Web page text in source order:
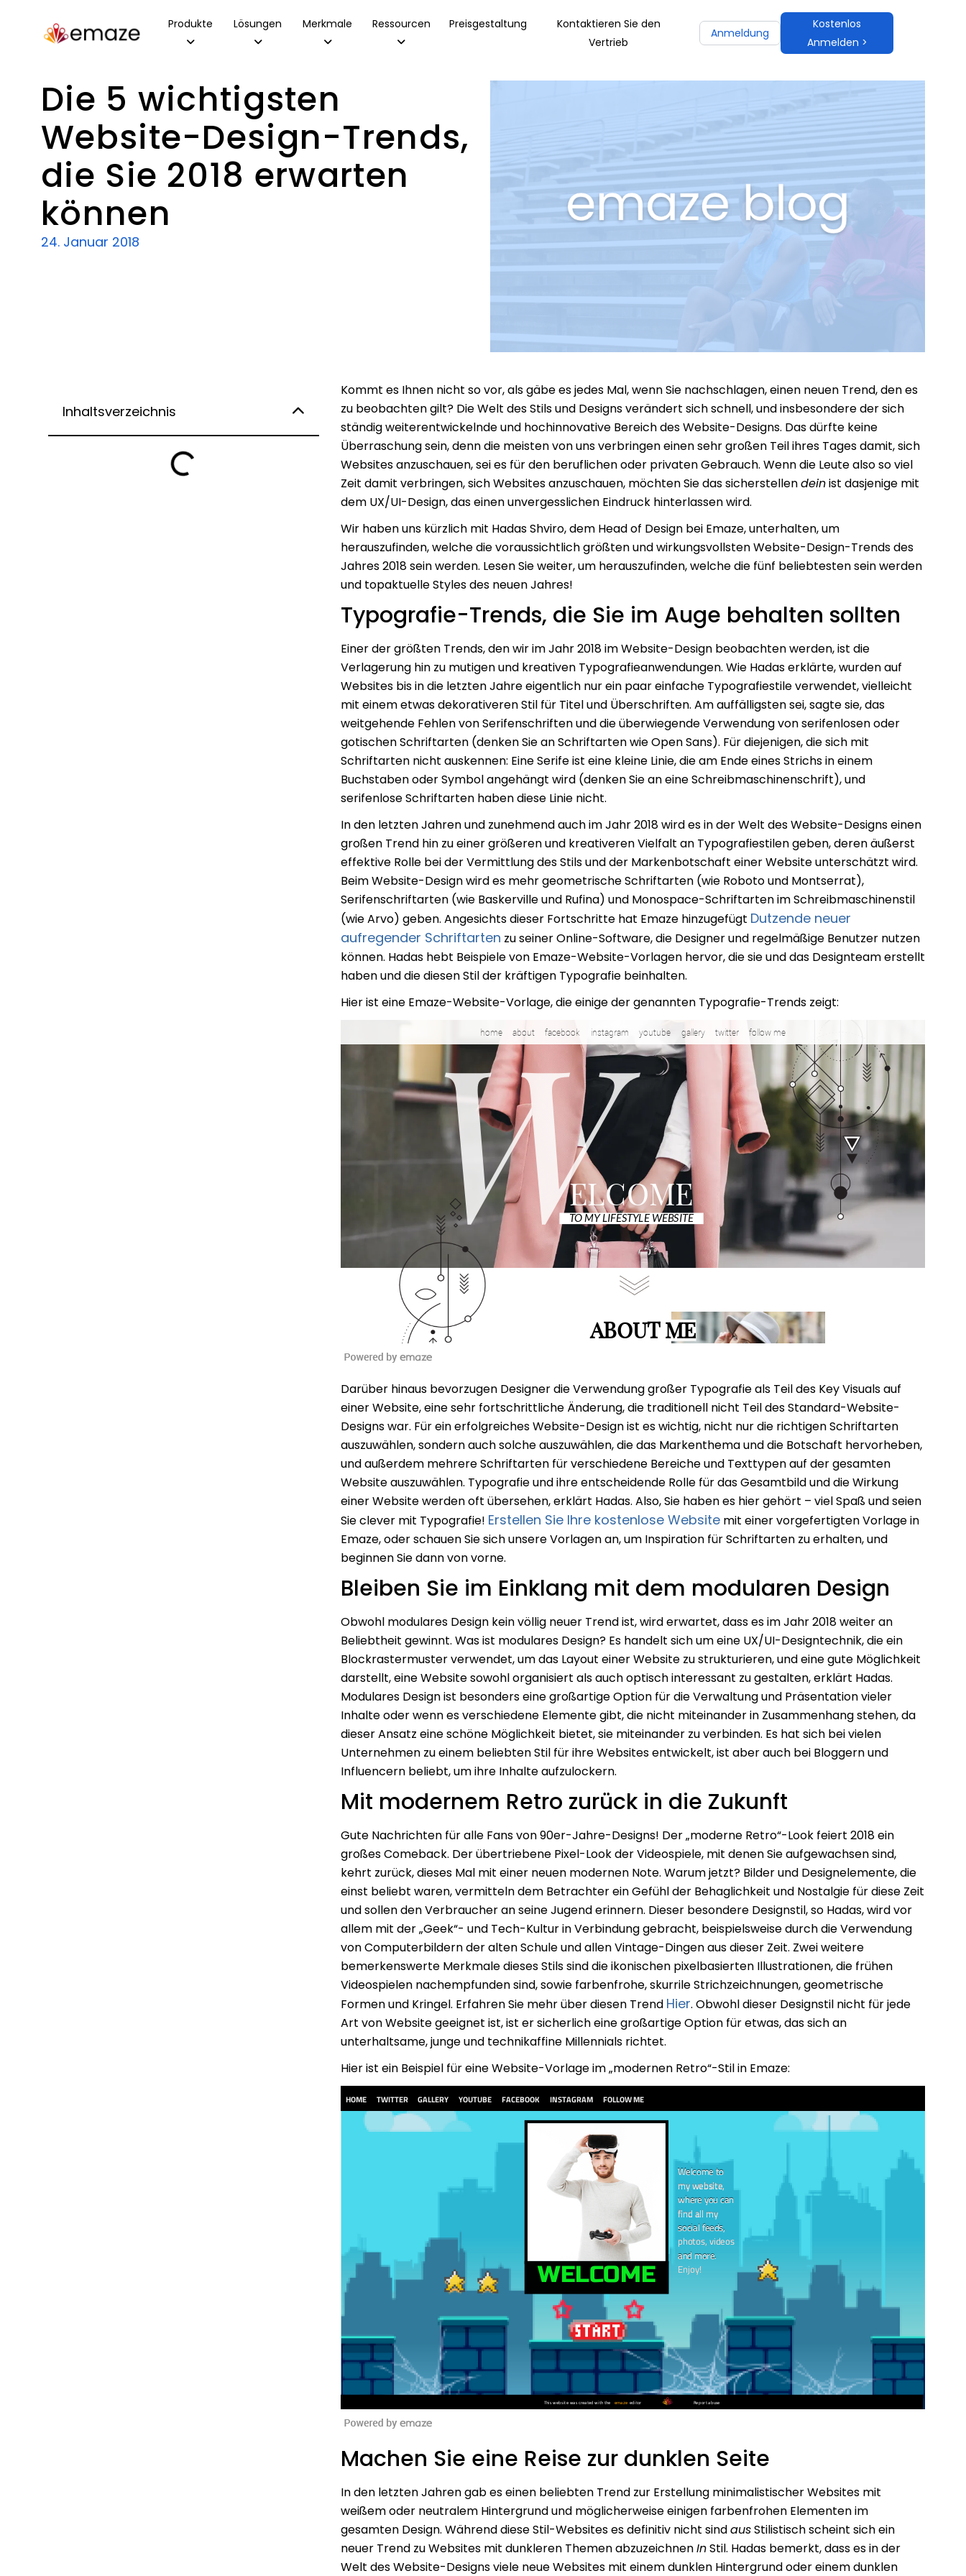
Produkte Lösungen Merkmale Ressourcen Preisgestaltung
Kontaktieren Sie den
Vertrieb
Anmeldung
Kostenlos
Anmelden >
Die 5 wichtigsten
Website-Design-Trends,
die Sie 2018 erwarten
können
24. Januar 2018
Inhaltsverzeichnis
Kommt es Ihnen nicht so vor, als gäbe es jedes Mal, wenn Sie nachschlagen, einen neuen Trend, den es
zu beobachten gilt? Die Welt des Stils und Designs verändert sich schnell, und insbesondere der sich
ständig weiterentwickelnde und hochinnovative Bereich des Website-Designs. Das dürfte keine
Überraschung sein, denn die meisten von uns verbringen einen sehr großen Teil ihres Tages damit, sich
Websites anzuschauen, sei es für den beruflichen oder privaten Gebrauch. Wenn die Leute also so viel
Zeit damit verbringen, sich Websites anzuschauen, möchten Sie das sicherstellendeinist dasjenige mit
dem UX/UI-Design, das einen unvergesslichen Eindruck hinterlassen wird.
Wir haben uns kürzlich mit Hadas Shviro, dem Head of Design bei Emaze, unterhalten, um
herauszufinden, welche die voraussichtlich größten und wirkungsvollsten Website-Design-Trends des
Jahres 2018 sein werden. Lesen Sie weiter, um herauszufinden, welche die fünf beliebtesten sein werden
und topaktuelle Styles des neuen Jahres!
Typografie-Trends, die Sie im Auge behalten sollten
Einer der größten Trends, den wir im Jahr 2018 im Website-Design beobachten werden, ist die
Verlagerung hin zu mutigen und kreativen Typografieanwendungen. Wie Hadas erklärte, wurden auf
Websites bis in die letzten Jahre eigentlich nur ein paar einfache Typografiestile verwendet, vielleicht
mit einem etwas dekorativeren Stil für Titel und Überschriften. Am auffälligsten sei, sagte sie, das
weitgehende Fehlen von Serifenschriften und die überwiegende Verwendung von serifenlosen oder
gotischen Schriftarten (denken Sie an Schriftarten wie Open Sans). Für diejenigen, die sich mit
Schriftarten nicht auskennen: Eine Serife ist eine kleine Linie, die am Ende eines Strichs in einem
Buchstaben oder Symbol angehängt wird (denken Sie an eine Schreibmaschinenschrift), und
serifenlose Schriftarten haben diese Linie nicht.
In den letzten Jahren und zunehmend auch im Jahr 2018 wird es in der Welt des Website-Designs einen
großen Trend hin zu einer größeren und kreativeren Vielfalt an Typografiestilen geben, deren äußerst
effektive Rolle bei der Vermittlung des Stils und der Markenbotschaft einer Website unterschätzt wird.
Beim Website-Design wird es mehr geometrische Schriftarten (wie Roboto und Montserrat),
Serifenschriftarten (wie Baskerville und Rufina) und Monospace-Schriftarten im Schreibmaschinenstil
(wie Arvo) geben. Angesichts dieser Fortschritte hat Emaze hinzugefügt Dutzende neuer
aufregender Schriftarten zu seiner Online-Software, die Designer und regelmäßige Benutzer nutzen
können. Hadas hebt Beispiele von Emaze-Website-Vorlagen hervor, die sie und das Designteam erstellt
haben und die diesen Stil der kräftigen Typografie beinhalten.
Hier ist eine Emaze-Website-Vorlage, die einige der genannten Typografie-Trends zeigt:
Darüber hinaus bevorzugen Designer die Verwendung großer Typografie als Teil des Key Visuals auf
einer Website, eine sehr fortschrittliche Änderung, die traditionell nicht Teil des Standard-Website-
Designs war. Für ein erfolgreiches Website-Design ist es wichtig, nicht nur die richtigen Schriftarten
auszuwählen, sondern auch solche auszuwählen, die das Markenthema und die Botschaft hervorheben,
und außerdem mehrere Schriftarten für verschiedene Bereiche und Texttypen auf der gesamten
Website auszuwählen. Typografie und ihre entscheidende Rolle für das Gesamtbild und die Wirkung
einer Website werden oft übersehen, erklärt Hadas. Also, Sie haben es hier gehört – viel Spaß und seien
Sie clever mit Typografie! Erstellen Sie Ihre kostenlose Websitemit einer vorgefertigten Vorlage in
Emaze, oder schauen Sie sich unsere Vorlagen an, um Inspiration für Schriftarten zu erhalten, und
beginnen Sie dann von vorne.
Bleiben Sie im Einklang mit dem modularen Design
Obwohl modulares Design kein völlig neuer Trend ist, wird erwartet, dass es im Jahr 2018 weiter an
Beliebtheit gewinnt. Was ist modulares Design? Es handelt sich um eine UX/UI-Designtechnik, die ein
Blockrastermuster verwendet, um das Layout einer Website zu strukturieren, und eine gute Möglichkeit
darstellt, eine Website sowohl organisiert als auch optisch interessant zu gestalten, erklärt Hadas.
Modulares Design ist besonders eine großartige Option für die Verwaltung und Präsentation vieler
Inhalte oder wenn es verschiedene Elemente gibt, die nicht miteinander in Zusammenhang stehen, da
dieser Ansatz eine schöne Möglichkeit bietet, sie miteinander zu verbinden. Es hat sich bei vielen
Unternehmen zu einem beliebten Stil für ihre Websites entwickelt, ist aber auch bei Bloggern und
Influencern beliebt, um ihre Inhalte aufzulockern.
Mit modernem Retro zurück in die Zukunft
Gute Nachrichten für alle Fans von 90er-Jahre-Designs! Der „moderne Retro“-Look feiert 2018 ein
großes Comeback. Der übertriebene Pixel-Look der Videospiele, mit denen Sie aufgewachsen sind,
kehrt zurück, dieses Mal mit einer neuen modernen Note. Warum jetzt? Bilder und Designelemente, die
einst beliebt waren, vermitteln dem Betrachter ein Gefühl der Behaglichkeit und Nostalgie für diese Zeit
und sollen den Verbraucher an seine Jugend erinnern. Dieser besondere Designstil, so Hadas, wird vor
allem mit der „Geek“- und Tech-Kultur in Verbindung gebracht, beispielsweise durch die Verwendung
von Computerbildern der alten Schule und allen Vintage-Dingen aus dieser Zeit. Zwei weitere
bemerkenswerte Merkmale dieses Stils sind die ikonischen pixelbasierten Illustrationen, die frühen
Videospielen nachempfunden sind, sowie farbenfrohe, skurrile Strichzeichnungen, geometrische
Formen und Kringel. Erfahren Sie mehr über diesen Trend Hier. Obwohl dieser Designstil nicht für jede
Art von Website geeignet ist, ist er sicherlich eine großartige Option für etwas, das sich an
unterhaltsame, junge und technikaffine Millennials richtet.
Hier ist ein Beispiel für eine Website-Vorlage im „modernen Retro“-Stil in Emaze:
Machen Sie eine Reise zur dunklen Seite
In den letzten Jahren gab es einen beliebten Trend zur Erstellung minimalistischer Websites mit
weißem oder neutralem Hintergrund und möglicherweise einigen farbenfrohen Elementen im
gesamten Design. Während diese Stil-Websites es definitiv nicht sindausStilistisch scheint sich ein
neuer Trend zu Websites mit dunkleren Themen abzuzeichnenInStil. Hadas bemerkt, dass es in der
Welt des Website-Designs viele neue Websites mit einem dunklen Hintergrund oder einem dunklen